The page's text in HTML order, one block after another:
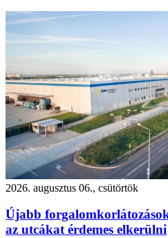
2026. augusztus 06., csütörtök
Újabb
az utcákat érdemes elkerülni